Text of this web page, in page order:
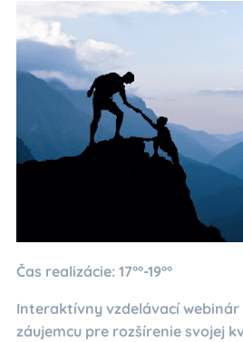
Čas realizácie: 17°°-19°°
Interaktívny vzdelávací webinár
záujemcu pre rozšírenie svojej